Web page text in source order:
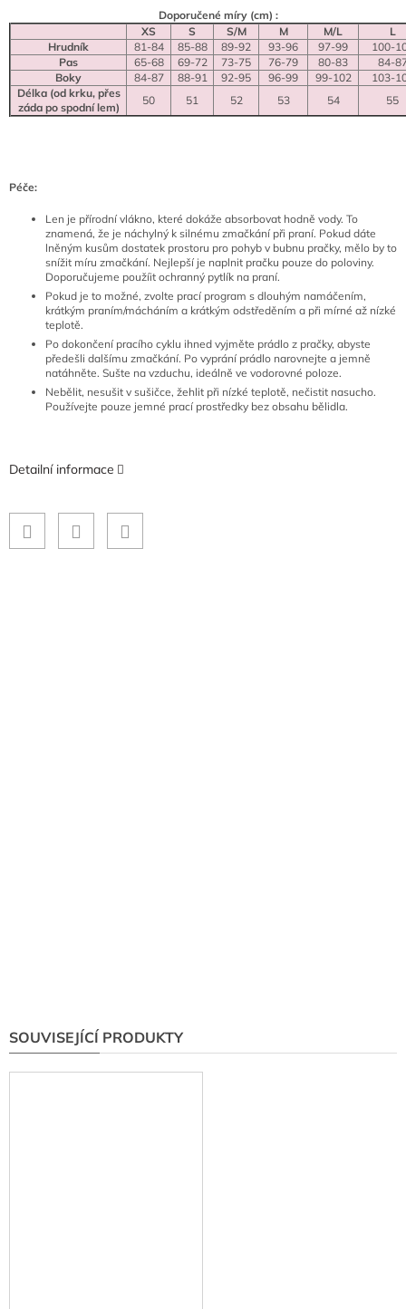
Doporučené míry (cm) :
XS
S S/M M M/L
L
Hrudník
81-84 85-88 89-92 93-96 97-99
100-
Pas
65-68 69-72 73-75 76-79 80-83
84-
Boky
84-87 88-91 92-95 96-99 99-102
103-
Délka (od krku, přes
záda po spodní lem)
50 51 52 53 54 55
Péče:
Len je přírodní vlákno, které dokáže absorbovat hodně vody. To
znamená, že je náchylný k silnému zmačkání při praní. Pokud dáte
lněným kusům dostatek prostoru pro pohyb v bubnu pračky, mělo by to
snížit míru zmačkání. Nejlepší je naplnit pračku pouze do poloviny.
Doporučujeme použíit ochranný pytlík na praní.
Pokud je to možné, zvolte prací program s dlouhým namáčením,
krátkým praním/mácháním a krátkým odstředěním a při mírné až nízké
teplotě.
Po dokončení pracího cyklu ihned vyjměte prádlo z pračky, abyste
předešli dalšímu zmačkání. Po vyprání prádlo narovnejte a jemně
natáhněte. Sušte na vzduchu, ideálně ve vodorovné poloze.
Nebělit, nesušit v sušičce, žehlit při nízké teplotě, nečistit nasucho.
Používejte pouze jemné prací prostředky bez obsahu bělidla.
Detailní informace
SOUVISEJÍCÍ PRODUKTY